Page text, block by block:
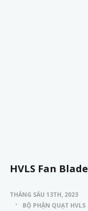
HVLS Fan Blade
THÁNG SÁU 13TH, 2023
BỘ PHẬN QUẠT HVLS